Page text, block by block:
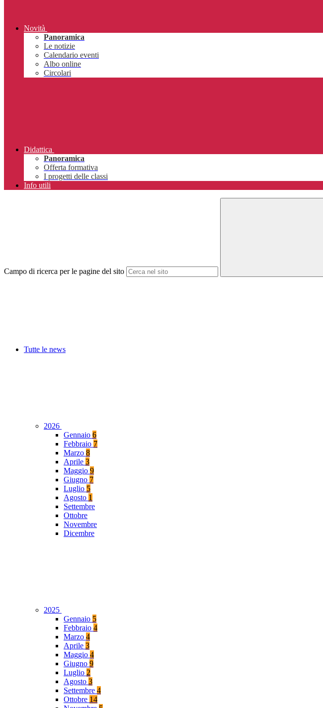
Novità
Panoramica
Le notizie
Calendario eventi
Albo online
Circolari
Didattica
Panoramica
Offerta formativa
I progetti delle classi
Info utili
Campo di ricerca per le pagine del sito
Tutte le news
2026
Gennaio 6
Febbraio 7
Marzo 8
Aprile 3
Maggio 9
Giugno 7
Luglio 5
Agosto 1
Settembre
Ottobre
Novembre
Dicembre
2025
Gennaio 5
Febbraio 4
Marzo 4
Aprile 3
Maggio 4
Giugno 9
Luglio 2
Agosto 3
Settembre 4
Ottobre 14